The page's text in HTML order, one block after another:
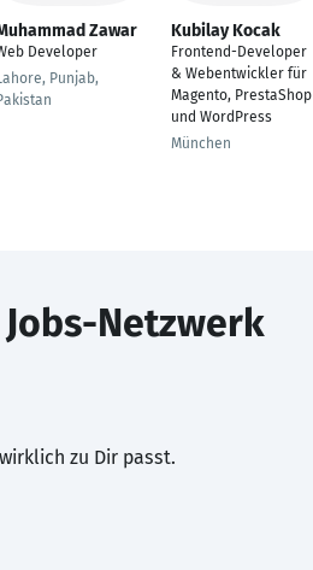
Zawar
Developer
Punjab,
Kubilay Kocak
Frontend-Developer
& Webentwickler für
Magento, PrestaShop
und WordPress
München
Jobs-Netzwerk
zu Dir passt.